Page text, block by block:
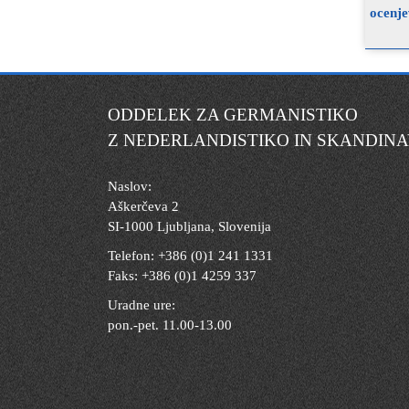
ODDELEK ZA GERMANISTIKO
Z NEDERLANDISTIKO IN
Naslov:
Aškerčeva 2
SI-1000 Ljubljana, Slovenija
Telefon: +386 (0)1 241 1331
Faks: +386 (0)1 4259 337
Uradne ure:
pon.-pet. 11.00-13.00